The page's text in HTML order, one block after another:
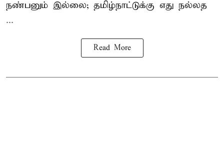
நண்பனும் இல்லை; தமிழ்நாட்டுக்கு எது நல்லத
...
Read More